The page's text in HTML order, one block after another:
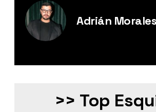
Adrián Morales
>> Top